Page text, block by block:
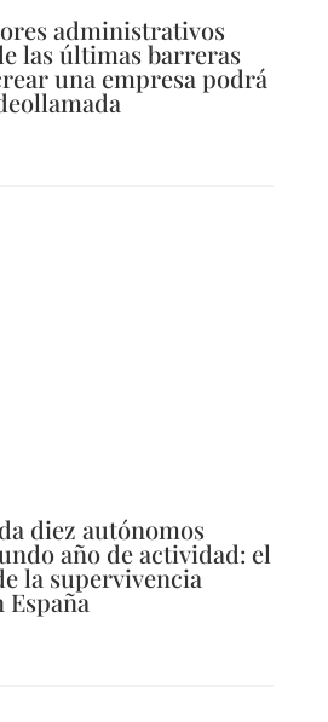
administrativos
las últimas barreras
una empresa podrá
diez autónomos
año de actividad: el
la supervivencia